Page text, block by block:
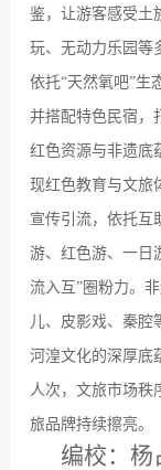
鉴，让游客感受土
玩、无动力乐园等
依托“天然氧吧”生
并搭配特色民宿，
红色资源与非遗底
现红色教育与文旅
宣传引流， 依托互
游、红色游、一日
流入互”圈粉力。
儿、皮影戏、秦腔
河湟文化的深厚底
人次，文旅市场秩
旅品牌持续擦亮。
编校： 杨